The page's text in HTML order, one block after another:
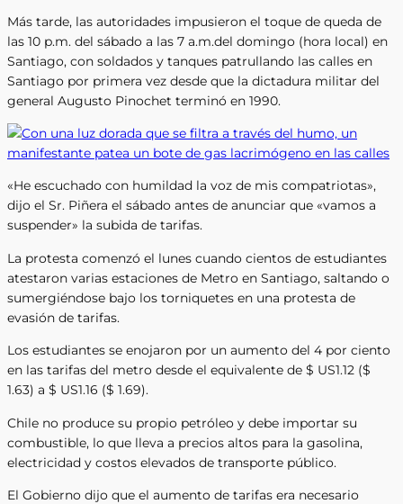
Más tarde, las autoridades impusieron el toque de queda de
las 10 p.m. del sábado a las 7 a.m.del domingo (hora local) en
Santiago, con soldados y tanques patrullando las calles en
Santiago por primera vez desde que la dictadura militar del
general Augusto Pinochet terminó en 1990.
«He escuchado con humildad la voz de mis compatriotas»,
dijo el Sr. Piñera el sábado antes de anunciar que «vamos a
suspender» la subida de tarifas.
La protesta comenzó el lunes cuando cientos de estudiantes
atestaron varias estaciones de Metro en Santiago, saltando o
sumergiéndose bajo los torniquetes en una protesta de
evasión de tarifas.
Los estudiantes se enojaron por un aumento del 4 por ciento
en las tarifas del metro desde el equivalente de $ US1.12 ($
1.63) a $ US1.16 ($ 1.69).
Chile no produce su propio petróleo y debe importar su
combustible, lo que lleva a precios altos para la gasolina,
electricidad y costos elevados de transporte público.
El Gobierno dijo que el aumento de tarifas era necesario